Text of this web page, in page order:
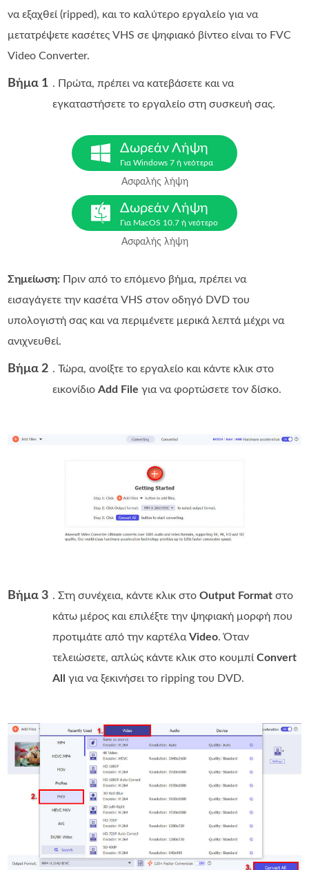
να εξαχθεί (ripped), και το καλύτερο εργαλείο για να
μετατρέψετε κασέτες VHS σε ψηφιακό βίντεο είναι το FVC
Video Converter.
Βήμα 1 . Πρώτα, πρέπει να κατεβάσετε και να
εγκαταστήσετε το εργαλείο στη συσκευή σας.
Δωρεάν Λήψη
Για Windows 7 ή νεότερα
Ασφαλής λήψη
Δωρεάν Λήψη
Για MacOS 10.7 ή νεότερο
Ασφαλής λήψη
Σημείωση: Πριν από το επόμενο βήμα, πρέπει να
εισαγάγετε την κασέτα VHS στον οδηγό DVD του
υπολογιστή σας και να περιμένετε μερικά λεπτά μέχρι να
ανιχνευθεί.
Βήμα 2 . Τώρα, ανοίξτε το εργαλείο και κάντε κλικ στο
εικονίδιοAdd File για να φορτώσετε τον δίσκο.
Βήμα 3 . Στη συνέχεια, κάντε κλικ στοOutput Format στο
κάτω μέρος και επιλέξτε την ψηφιακή μορφή που
προτιμάτε από την καρτέλαVideo. Όταν
τελειώσετε, απλώς κάντε κλικ στο κουμπίConvert
All
για να ξεκινήσει το ripping του DVD.